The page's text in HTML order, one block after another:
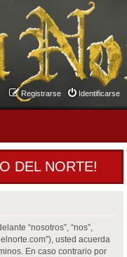
Identificarse
Registrarse
DEL NORTE!
“nosotros”, “nos”,
usted acuerda
En caso contrario por